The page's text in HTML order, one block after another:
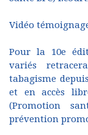
Vidéo
Pour la 10e
variés
tabagisme
et en accès
(Promotion
prévention